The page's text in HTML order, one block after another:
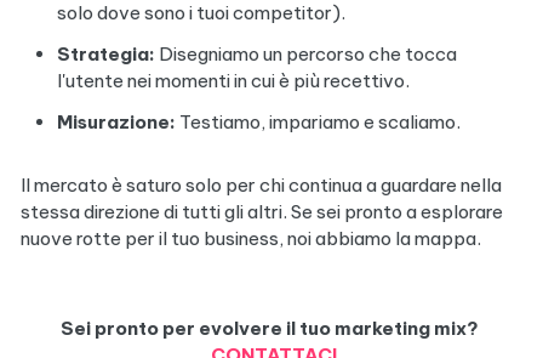
solo dove sono i tuoi competitor).
Strategia: Disegniamo un percorso che tocca
l'utente nei momenti in cui è più recettivo.
Misurazione: Testiamo, impariamo e scaliamo.
Il mercato è saturo solo per chi continua a guardare nella
stessa direzione di tutti gli altri. Se sei pronto a esplorare
nuove rotte per il tuo business, noi abbiamo la mappa.
Sei pronto per evolvere il tuo marketing mix?